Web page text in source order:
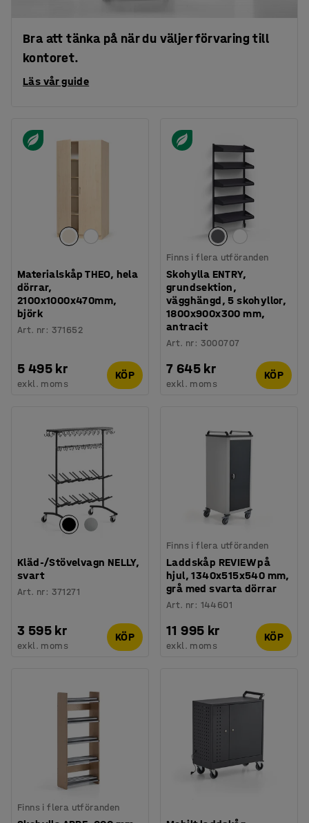
Bra att tänka på när du väljer förvaring till
kontoret.
Läs vår guide
Materialskåp THEO, hela
dörrar,
2100x1000x470mm,
björk
Art. nr: 371652
5 495 kr
exkl. moms
KÖP
Finns i flera utföranden
Skohylla ENTRY,
grundsektion,
vägghängd, 5 skohyllor,
1800x900x300 mm,
antracit
Art. nr: 3000707
7 645 kr
exkl. moms
KÖP
Kläd-/Stövelvagn NELLY,
svart
Art. nr: 371271
3 595 kr
exkl. moms
KÖP
Finns i flera utföranden
Laddskåp REVIEW på
hjul, 1340x515x540 mm,
grå med svarta dörrar
Art. nr: 144601
11 995 kr
exkl. moms
KÖP
Finns i flera utföranden